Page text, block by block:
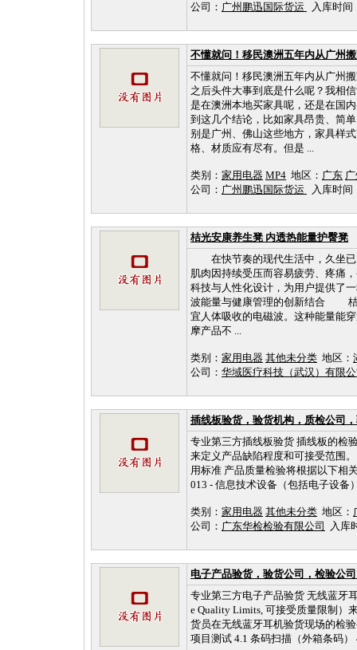
公司： 广州鹏迅国际货运 入库时间
不懂就问！移民澳洲五年内从广州
不懂就问！移民澳洲五年内从广州
之后头件大事到底是什么呢？我相
是在澳洲本地买家具呢，还是在国
到这几个结论，比如家具昂贵、简
别是广州、佛山这些地方，家具样
格、材质应有尽有。但是 ...
类别： 家用电器 MP4 地区： 广东
公司： 广州鹏迅国际货运 入库时间
桔光安康养生凳 内透热能量护臀凳
在快节奏的现代生活中，久坐已
肌肉因持续受压而容易疲劳、疼痛
科技与人性化设计，为用户提供
波能量与健康管理的创新结合 桔
宜人体吸收的电磁波。这种能量能
摩产品不 ...
类别： 家用电器 其他未分类 地区：
公司： 华域医疗科技（武汉）有限
插线板验货，验货机构，质检公司
专业第三方插线板验货 插线板的检
来定义产品缺陷程度和可接受范围
用标准 产品质量检验将根据以下相
013 - 信息技术设备（包括电子设备
类别： 家用电器 其他未分类 地区：
公司： 广东华检检验有限公司 入库
电子产品验货，验货公司，检验公
专业第三方电子产品验货 无线蓝牙
e Quality Limits, 可接受质量限制）
货员在无线蓝牙耳机验货现场的检
项目测试 4.1 条码扫描（外箱条码